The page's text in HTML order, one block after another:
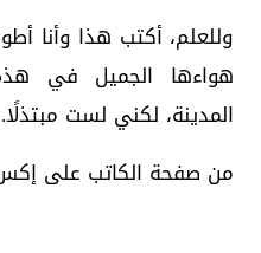
وللعلم، أكتب هذا وأنا
هواءها الجميل في
المدينة، لكني لست مبتذلًا.
من صفحة الكاتب على